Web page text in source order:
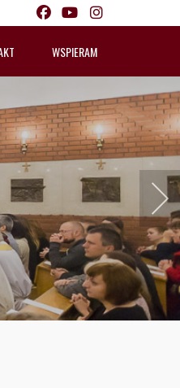
WSPIERAM